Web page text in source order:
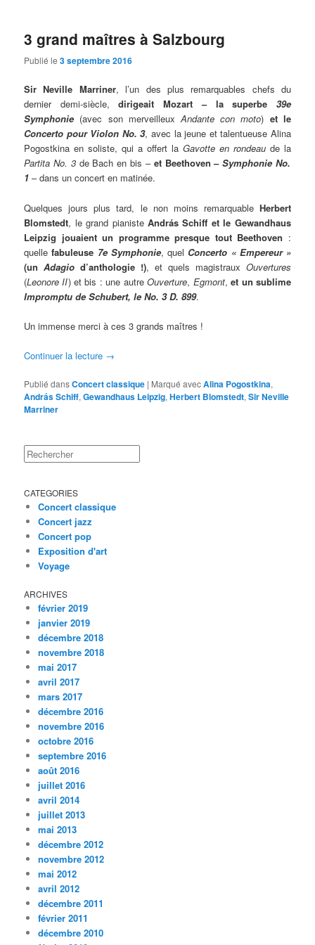
3 grand maîtres à Salzbourg
Publié le3 septembre 2016
Sir Neville Marriner, l’un des plus remarquables chefs du
dernier demi-siècle,dirigeait Mozart – la superbe 39e
Symphonie (avec son merveilleuxAndante con moto) et le
Concerto pour Violon No. 3, avec la jeune et talentueuse Alina
Pogostkina en soliste, qui a offert la Gavotte en rondeau de la
Partita No. 3de Bach en bis – et Beethoven –Symphonie No.
1 – dans un concert en matinée.
Quelques jours plus tard, le non moins remarquable Herbert
Blomstedt, le grand pianiste András Schiff et le Gewandhaus
Leipzig jouaient un programme presque tout Beethoven :
quellefabuleuse 7e Symphonie, quel Concerto « Empereur »
(unAdagio d’anthologie !), et quels magistraux Ouvertures
(Leonore II) et bis : une autreOuverture, Egmont,et un sublime
Impromptu de Schubert, le No. 3 D. 899.
Un immense merci à ces 3 grands maîtres !
Continuer la lecture →
Publié dansConcert classique | Marqué avecAlina Pogostkina,
András Schiff,Gewandhaus Leipzig,Herbert Blomstedt,Sir Neville
Marriner
Rechercher
CATEGORIES
Concert classique
Concert jazz
Concert pop
Exposition d'art
Voyage
ARCHIVES
février 2019
janvier 2019
décembre 2018
novembre 2018
mai 2017
avril 2017
mars 2017
décembre 2016
novembre 2016
octobre 2016
septembre 2016
août 2016
juillet 2016
avril 2014
juillet 2013
mai 2013
décembre 2012
novembre 2012
mai 2012
avril 2012
décembre 2011
février 2011
décembre 2010